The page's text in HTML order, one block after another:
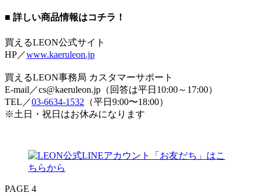
■ 詳しい商品情報はコチラ！
買えるLEON公式サイト
HP／www.kaeruleon.jp
買えるLEON事務局 カスタマーサポート
E-mail／cs@kaeruleon.jp（回答は平日10:00～17:00）
TEL／03-6634-1532 （平日9:00〜18:00）
※土日・祝日はお休みになります
PAGE 4